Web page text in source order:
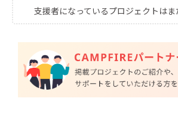
支援者になっているプロジェクトはま